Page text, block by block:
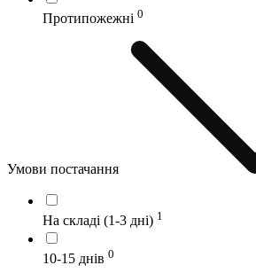
Протипожежні 0
Умови постачання
На складі (1-3 дні) 1
10-15 днів 0